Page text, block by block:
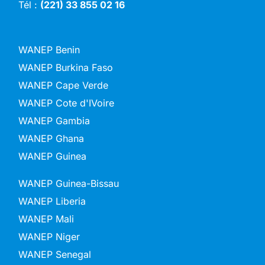
Tél : (221) 33 855 02 16
WANEP Benin
WANEP Burkina Faso
WANEP Cape Verde
WANEP Cote d'IVoire
WANEP Gambia
WANEP Ghana
WANEP Guinea
WANEP Guinea-Bissau
WANEP Liberia
WANEP Mali
WANEP Niger
WANEP Senegal